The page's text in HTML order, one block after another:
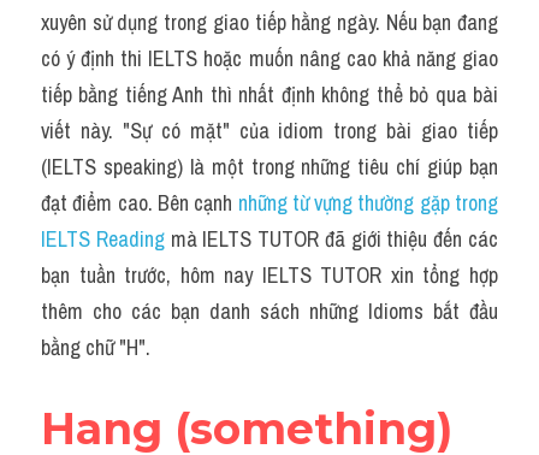
Idiom
Grammar
Collocation
Word form
Cách dùng từ
Phân biệt từ
Đề thi thật Task 2
xuyên sử dụng trong giao tiếp hằng ngày. Nếu bạn đang
có ý định thi IELTS hoặc muốn nâng cao khả năng giao
tiếp bằng tiếng Anh thì nhất định không thể bỏ qua bài
viết này. "Sự có mặt" của idiom trong bài giao tiếp
(IELTS speaking) là một trong những tiêu chí giúp bạn
đạt điểm cao. Bên cạnh những từ vựng thường gặp trong
IELTS Reading mà IELTS TUTOR đã giới thiệu đến các
bạn tuần trước, hôm nay IELTS TUTOR xin tổng hợp
thêm cho các bạn danh sách những Idioms bắt đầu
bằng chữ "H".
Hang (something)